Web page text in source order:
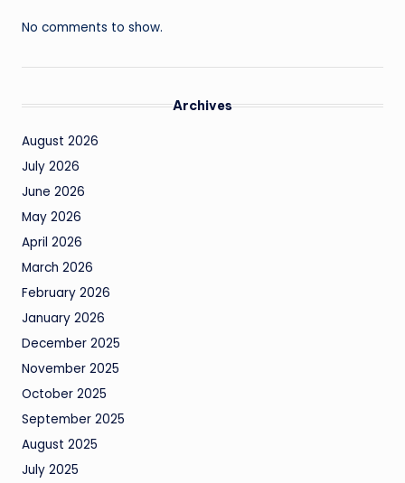
No comments to show.
Archives
August 2026
July 2026
June 2026
May 2026
April 2026
March 2026
February 2026
January 2026
December 2025
November 2025
October 2025
September 2025
August 2025
July 2025